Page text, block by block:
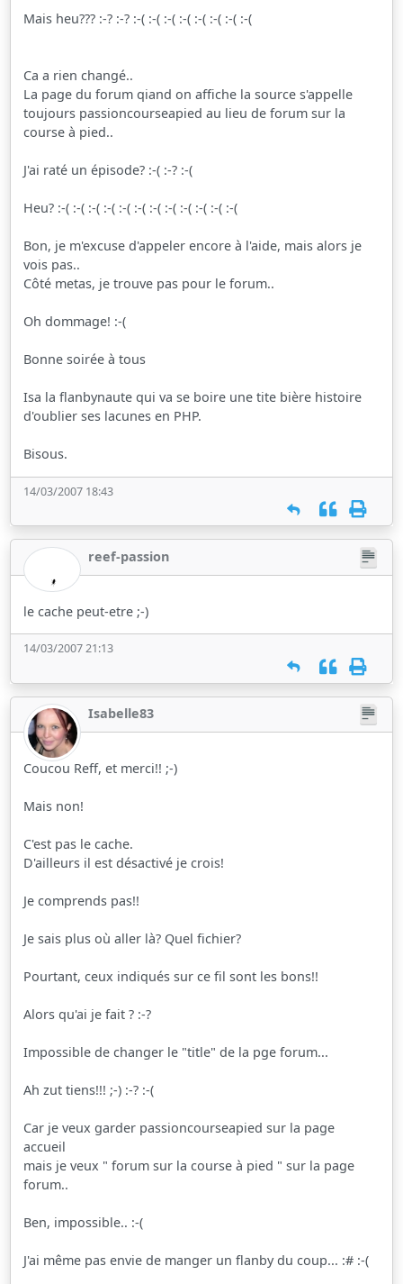
Mais heu??? :-? :-? :-( :-( :-( :-( :-( :-( :-( :-(
Ca a rien changé..
La page du forum qiand on affiche la source s'appelle
toujours passioncourseapied au lieu de forum sur la
course à pied..
J'ai raté un épisode? :-( :-? :-(
Heu? :-( :-( :-( :-( :-( :-( :-( :-( :-( :-( :-( :-(
Bon, je m'excuse d'appeler encore à l'aide, mais alors je
vois pas..
Côté metas, je trouve pas pour le forum..
Oh dommage! :-(
Bonne soirée à tous
Isa la flanbynaute qui va se boire une tite bière histoire
d'oublier ses lacunes en PHP.
Bisous.
14/03/2007 18:43
reef-passion
le cache peut-etre ;-)
14/03/2007 21:13
Isabelle83
Coucou Reff, et merci!! ;-)
Mais non!
C'est pas le cache.
D'ailleurs il est désactivé je crois!
Je comprends pas!!
Je sais plus où aller là? Quel fichier?
Pourtant, ceux indiqués sur ce fil sont les bons!!
Alors qu'ai je fait ? :-?
Impossible de changer le "title" de la pge forum...
Ah zut tiens!!! ;-) :-? :-(
Car je veux garder passioncourseapied sur la page
accueil
mais je veux " forum sur la course à pied " sur la page
forum..
Ben, impossible.. :-(
J'ai même pas envie de manger un flanby du coup... :# :-(